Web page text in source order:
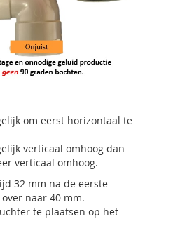
om eerst horizontaal te
verticaal omhoog dan
verticaal omhoog.
32 mm na de eerste
naar 40 mm.
te plaatsen op het